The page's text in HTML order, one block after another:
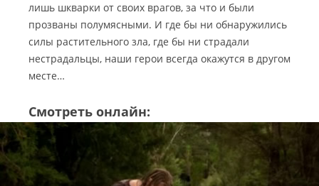
лишь шкварки от своих врагов, за что и были
прозваны полумясными. И где бы ни обнаружились
силы растительного зла, где бы ни страдали
нестрадальцы, наши герои всегда окажутся в другом
месте…
Смотреть онлайн: